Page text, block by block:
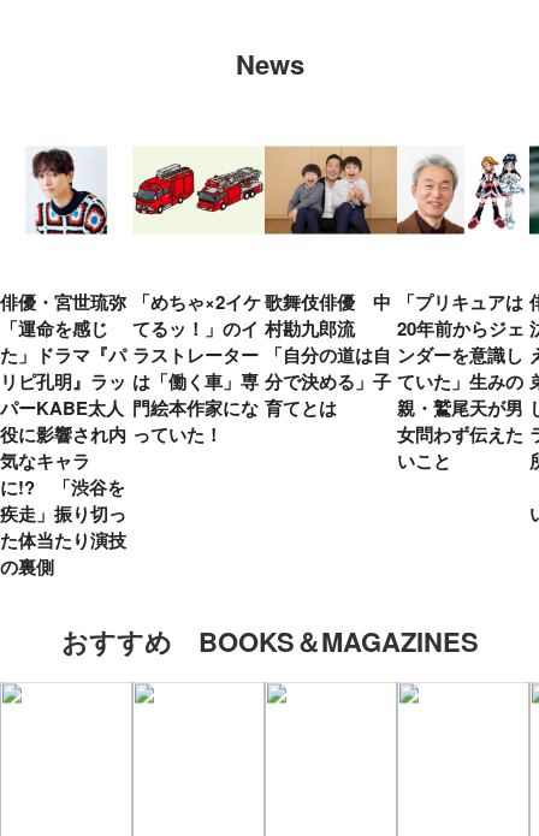
News
俳優・宮世琉弥
「運命を感じ
た」ドラマ『パ
リピ孔明』ラッ
パーKABE太人
役に影響され内
気なキャラ
に!? 「渋谷を
疾走」振り切っ
た体当たり演技
の裏側
「めちゃ×2イケ
てるッ！」のイ
ラストレーター
は「働く車」専
門絵本作家にな
っていた！
歌舞伎俳優 中
村勘九郎流
「自分の道は自
分で決める」子
育てとは
「プリキュアは
20年前からジェ
ンダーを意識し
ていた」生みの
親・鷲尾天が男
女問わず伝えた
いこと
おすすめ BOOKS＆MAGAZINES